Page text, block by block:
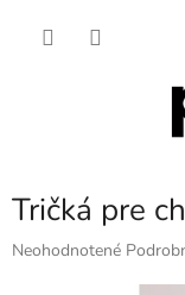
Tričká pre
Priemerné
Neohodnotené